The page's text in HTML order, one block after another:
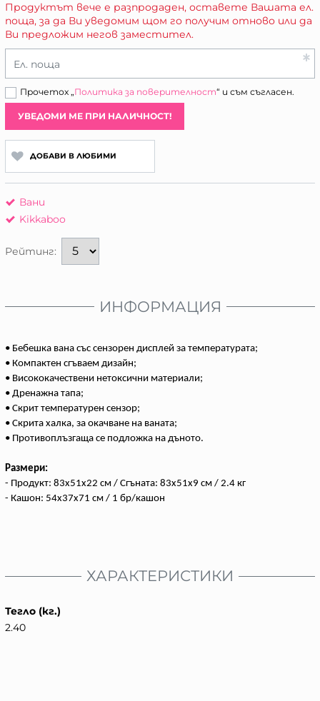
Продуктът вече е разпродаден, оставете Вашата ел.
поща, за да Ви уведомим щом го получим отново или да
Ви предложим негов заместител.
Ел. поща
Прочетох „Политика за поверителност“ и съм съгласен.
УВЕДОМИ МЕ ПРИ НАЛИЧНОСТ!
ДОБАВИ В ЛЮБИМИ
Вани
Kikkaboo
Рейтинг:
ИНФОРМАЦИЯ
• Бебешка вана със сензорен дисплей за температурата;
• Компактен сгъваем дизайн;
• Висококачествени нетоксични материали;
• Дренажна тапа;
• Скрит температурен сензор;
• Скрита халка, за окачване на ваната;
• Противоплъзгаща се подложка на дъното.
Размери:
- Продукт: 83x51x22 см / Сгъната: 83x51x9 см / 2.4 кг
- Кашон: 54x37x71 см / 1 бр/кашон
ХАРАКТЕРИСТИКИ
Тегло (кг.)
2.40